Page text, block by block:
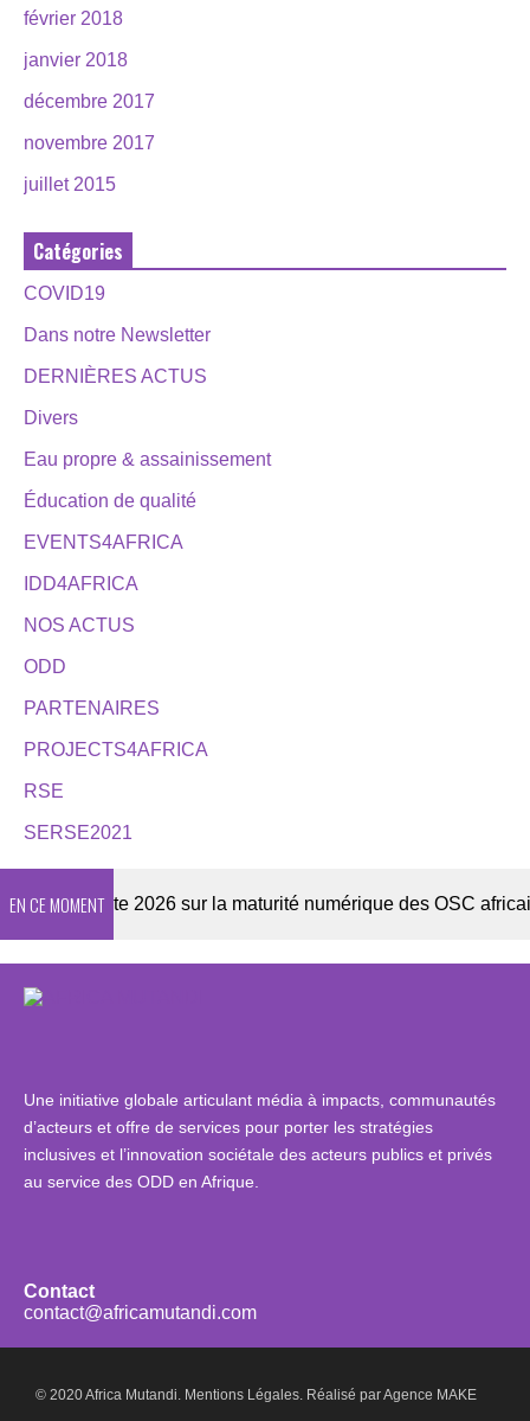
février 2018
janvier 2018
décembre 2017
novembre 2017
juillet 2015
Catégories
COVID19
Dans notre Newsletter
DERNIÈRES ACTUS
Divers
Eau propre & assainissement
Éducation de qualité
EVENTS4AFRICA
IDD4AFRICA
NOS ACTUS
ODD
PARTENAIRES
PROJECTS4AFRICA
RSE
SERSE2021
EN CE MOMENT
Enquête 2026 sur la maturité numérique des OSC africaines
Une initiative globale articulant média à impacts, communautés
d’acteurs et offre de services pour porter les stratégies
inclusives et l’innovation sociétale des acteurs publics et privés
au service des ODD en Afrique.
Contact
contact@africamutandi.com
© 2020 Africa Mutandi. Mentions Légales. Réalisé parAgence MAKE